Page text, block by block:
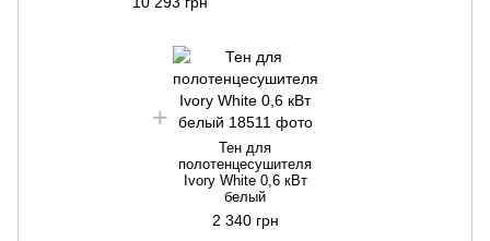
Тен для
полотенцесушителя
Ivory White 0,6 кВт
белый
2 340 грн